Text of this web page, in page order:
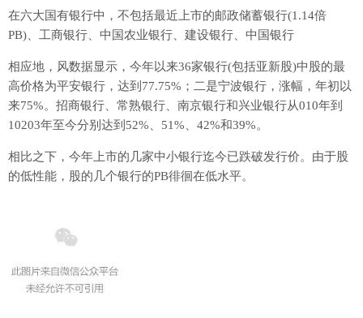
在六大国有银行中，不包括最近上市的邮政储蓄银行(1.14倍
PB)、工商银行、中国农业银行、建设银行、中国银行
相应地，风数据显示，今年以来36家银行(包括亚新股)中股的最
高价格为平安银行，达到77.75%；二是宁波银行，涨幅，年初以
来75%。招商银行、常熟银行、南京银行和兴业银行从010年到
10203年至今分别达到52%、51%、42%和39%。
相比之下，今年上市的几家中小银行迄今已跌破发行价。由于股
的低性能，股的几个银行的PB徘徊在低水平。